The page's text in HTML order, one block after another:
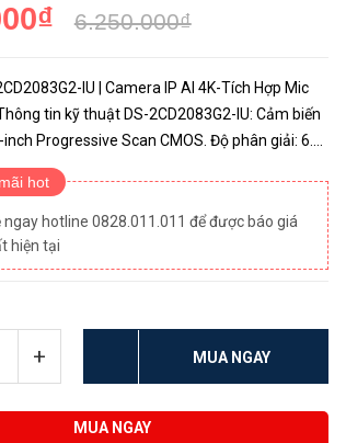
6.250.000₫
IU | Camera IP AI 4K-Tích Hợp Mic
tin kỹ thuật DS-2CD2083G2-IU: Cảm biến
Progressive Scan CMOS. Độ phân giải: 6.0
kính cố định: 4mm (đặt hàng 2.8/6mm). Tầm
hot
ngay hotline 0828.011.011 để được báo giá
hiện tại
+ MUA NGAY
MUA NGAY